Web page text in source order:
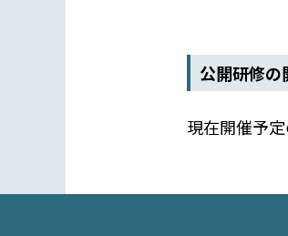
公開研修
現在開催予